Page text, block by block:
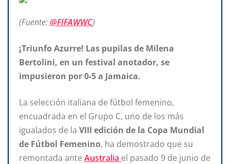
(Fuente:@FIFAWWC)
¡Triunfo Azurre! Las pupilas de Milena
Bertolini, en un festival anotador, se
impusieron por 0-5 a Jamaica.
La selección italiana de fútbol femenino,
encuadrada en el Grupo C, uno de los más
igualados de la VIII edición de la Copa Mundial
de Fútbol Femenino, ha demostrado que su
remontada ante Australia el pasado 9 de junio de